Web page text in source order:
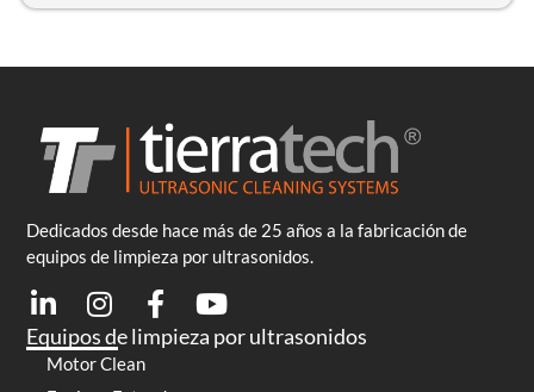
Dedicados desde hace más de 25 años a la fabricación de
equipos de limpieza por ultrasonidos.
Equipos de limpieza por ultrasonidos
Motor Clean